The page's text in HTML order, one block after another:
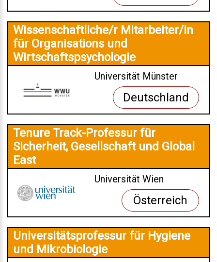
Wissenschaftliche/r Mitarbeiter/in
für Organisations und
Wirtschaftspsychologie
Universität Münster
Deutschland
Tenure Track-Professur für
Sicherheit, Gesellschaft und Global
East
Universität Wien
Österreich
Universitätsprofessur für Hygiene
und Mikrobiologie